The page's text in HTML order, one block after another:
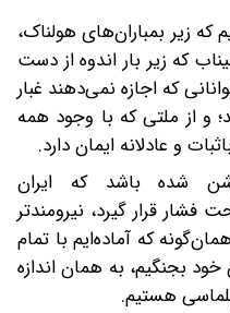
زیر بمباران‌های هولناک،
که زیر بار اندوه از دست
که اجازه نمی‌دهند غبار
و از ملتی که با وجود همه
و عادلانه ایمان دارد.
شده باشد که ایران
قرار گیرد، نیرومندتر
که آماده‌ایم با تمام
بجنگیم، به همان اندازه
هستیم.